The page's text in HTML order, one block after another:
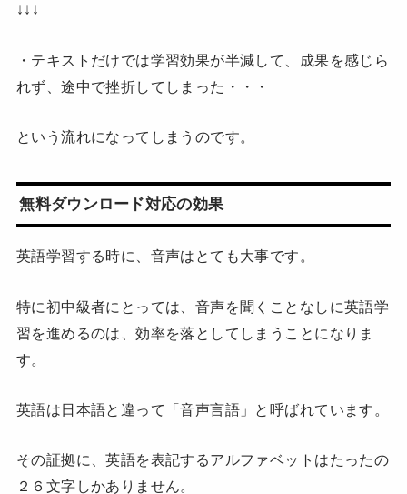
↓↓↓
・テキストだけでは学習効果が半減して、成果を感じら
れず、途中で挫折してしまった・・・
という流れになってしまうのです。
無料ダウンロード対応の効果
英語学習する時に、音声はとても大事です。
特に初中級者にとっては、音声を聞くことなしに英語学
習を進めるのは、効率を落としてしまうことになりま
す。
英語は日本語と違って「音声言語」と呼ばれています。
その証拠に、英語を表記するアルファベットはたったの
２６文字しかありません。